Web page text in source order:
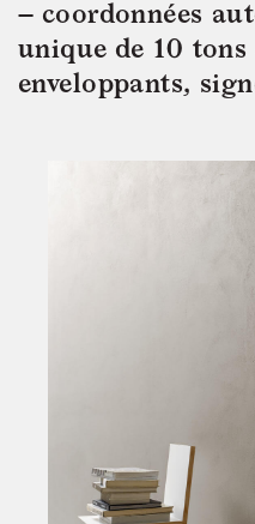
– coordonnées
unique de 10 tons
enveloppants,